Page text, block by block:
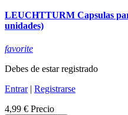
LEUCHTTURM Capsulas
unidades)
favorite
Debes de estar registrado
Entrar| Registrarse
4,99 € Precio